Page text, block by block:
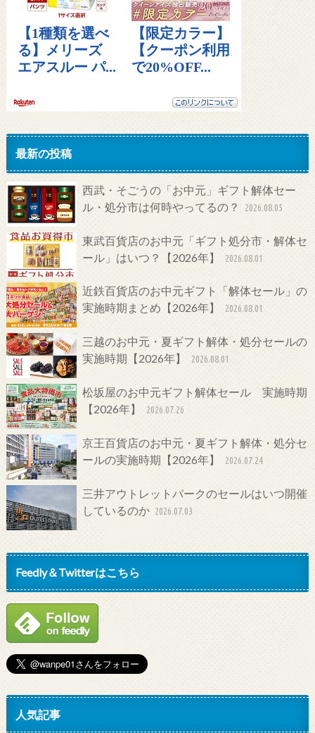
最新の投稿
西武・そごうの「お中元」ギフト解体セー
ル・処分市は何時やってるの？
2026.08.05
東武百貨店のお中元「ギフト処分市・解体セ
ール」はいつ？【2026年】
2026.08.01
近鉄百貨店のお中元ギフト「解体セール」の
実施時期まとめ【2026年】
2026.08.01
三越のお中元・夏ギフト解体・処分セールの
実施時期【2026年】
2026.08.01
松坂屋のお中元ギフト解体セール 実施時期
【2026年】
2026.07.26
京王百貨店のお中元・夏ギフト解体・処分セ
ールの実施時期【2026年】
2026.07.24
三井アウトレットパークのセールはいつ開催
しているのか 2026.07.03
Feedly＆Twitterはこちら
人気記事